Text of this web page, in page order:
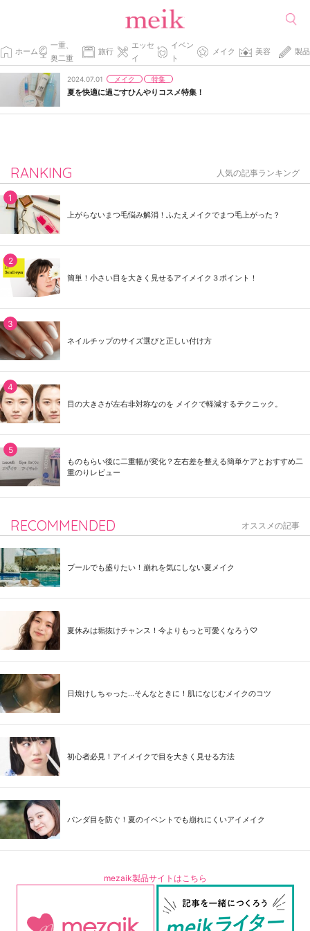
ホーム
一重、
奥二重
旅行
エッセ
イ
イベン
ト
メイク 美容 製品
2024.07.01 メイク 特集
夏を快適に過ごすひんやりコスメ特集！
RANKING 人気の記事ランキング
上がらないまつ毛悩み解消！ふたえメイクでまつ毛上がった？
簡単！小さい目を大きく見せるアイメイク３ポイント！
ネイルチップのサイズ選びと正しい付け方
目の大きさが左右非対称なのを メイクで軽減するテクニック。
ものもらい後に二重幅が変化？左右差を整える簡単ケアとおすすめ二
重のりレビュー
RECOMMENDED オススメの記事
プールでも盛りたい！崩れを気にしない夏メイク
夏休みは垢抜けチャンス！今よりもっと可愛くなろう♡
日焼けしちゃった...そんなときに！肌になじむメイクのコツ
初心者必見！アイメイクで目を大きく見せる方法
パンダ目を防ぐ！夏のイベントでも崩れにくいアイメイク
mezaik製品サイトはこちら